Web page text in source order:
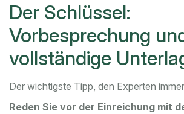
Der Schlüssel:
Vorbesprechung
vollständige
Der wichtigste Tipp, den Experten
Reden Sie vor der Einreichung mit